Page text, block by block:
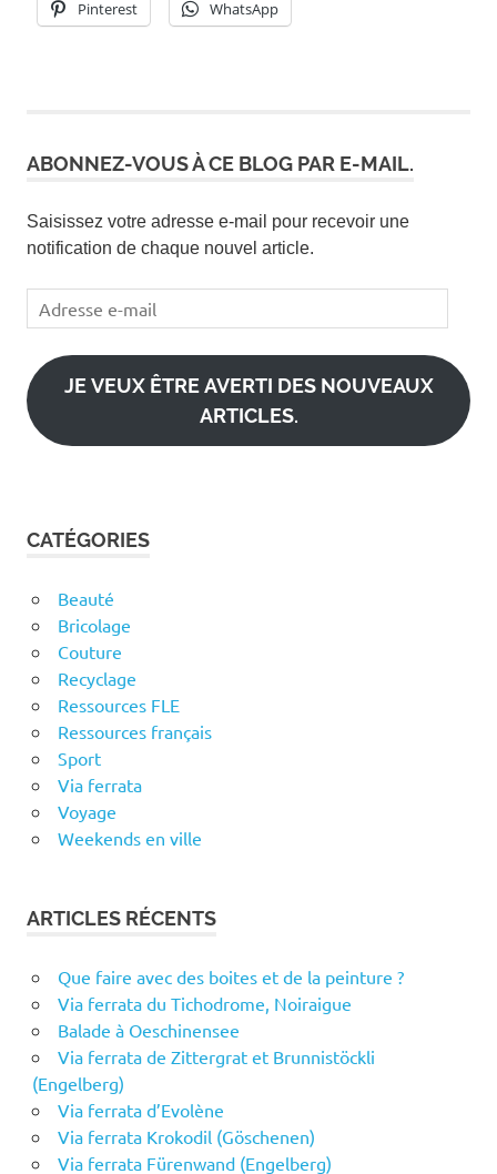
Pinterest WhatsApp
ABONNEZ-VOUS À CE BLOG PAR E-MAIL.
Saisissez votre adresse e-mail pour recevoir une
notification de chaque nouvel article.
Adresse
e-
mail
JE VEUX ÊTRE AVERTI DES NOUVEAUX
ARTICLES.
CATÉGORIES
Beauté
Bricolage
Couture
Recyclage
Ressources FLE
Ressources français
Sport
Via ferrata
Voyage
Weekends en ville
ARTICLES RÉCENTS
Que faire avec des boites et de la peinture ?
Via ferrata du Tichodrome, Noiraigue
Balade à Oeschinensee
Via ferrata de Zittergrat et Brunnistöckli
(Engelberg)
Via ferrata d’Evolène
Via ferrata Krokodil (Göschenen)
Via ferrata Fürenwand (Engelberg)